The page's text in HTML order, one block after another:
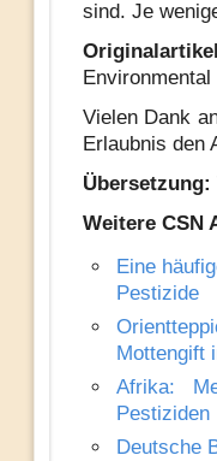
sind. Je
Vielen Dank
Erlaubnis den
Übersetzung:
Weitere CSN
Eine
Pestizide
Mottengift
Afrika:
Pestiziden
Deutsche